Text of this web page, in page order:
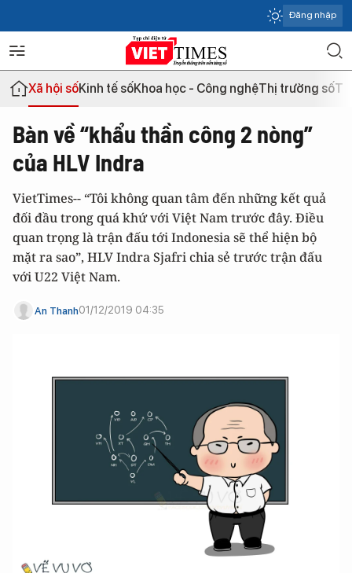
Đăng nhập
Xã hội sốKinh tế sốKhoa học - Công nghệThị trường số
Bàn về “khẩu thần công 2 nòng”
của HLV Indra
VietTimes-- “Tôi không quan tâm đến những kết quả
đối đầu trong quá khứ với Việt Nam trước đây. Điều
quan trọng là trận đấu tới Indonesia sẽ thể hiện bộ
mặt ra sao”, HLV Indra Sjafri chia sẻ trước trận đấu
với U22 Việt Nam.
An Thanh01/12/2019 04:35